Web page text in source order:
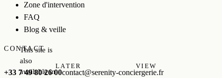
Zone d'intervention
FAQ
Blog & veille
CONTACT
+33 7 49 80 26 00contact@serenity-conciergerie.fr
This site is
also
available in
LATER VIEW